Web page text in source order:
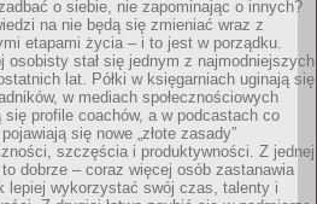
o siebie, nie zapominając o innych?
na nie będą się zmieniać wraz z
etapami życia – i to jest w porządku.
osobisty stał się jednym z najmodniejszych
lat. Półki w księgarniach uginają się
w mediach społecznościowych
się profile coachów, a w podcastach co
się nowe „złote zasady”
szczęścia i produktywności. Z jednej
dobrze – coraz więcej osób zastanawia
lepiej wykorzystać swój czas, talenty i